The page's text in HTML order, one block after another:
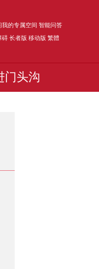
我的专属空间 智能问答
碍 长者版 移动版 繁體
门头沟